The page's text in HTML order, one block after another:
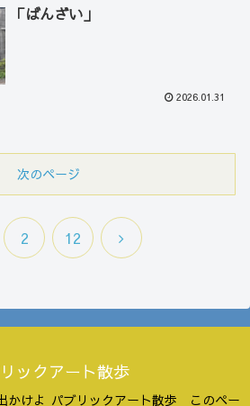
「ばんざい」
2026.01.31
次のページ
2 12
次
ックアート散歩
かけよ パブリックアート散歩 このペー